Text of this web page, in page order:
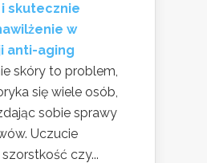
skutecznie
w
anti-aging
skóry to problem,
się wiele osób,
sobie sprawy
Uczucie
czy...